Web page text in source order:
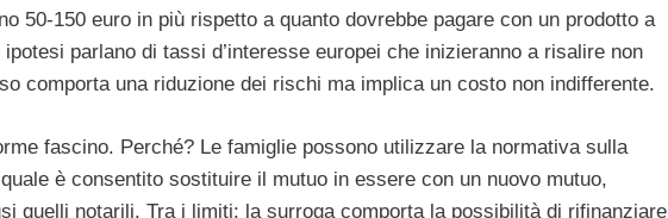
50-150 euro in più rispetto a quanto dovrebbe pagare con un prodotto a
parlano di tassi d’interesse europei che inizieranno a risalire non
comporta una riduzione dei rischi ma implica un costo non indifferente.
fascino. Perché? Le famiglie possono utilizzare la normativa sulla
è consentito sostituire il mutuo in essere con un nuovo mutuo,
quelli notarili. Tra i limiti: la surroga comporta la possibilità di rifinanziare